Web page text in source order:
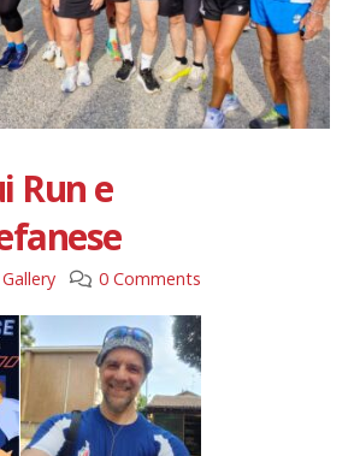
Run e
Gallery 0 Comments